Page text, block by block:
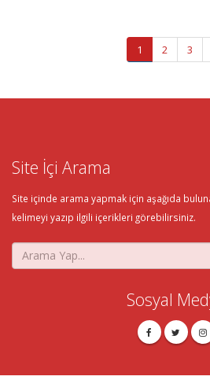
1 2 3
Site İçi Arama
Site içinde arama yapmak için aşağıda
kelimeyi yazıp ilgili içerikleri görebilirsiniz.
Sosyal